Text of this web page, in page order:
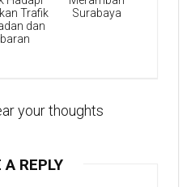
Trafik
dan
Surabaya
your thoughts
A REPLY